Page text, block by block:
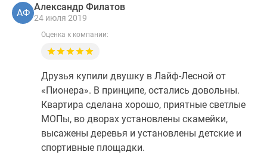
АФ
Александр Филатов
24 июля 2019
Оценка к компании:
Друзья купили двушку в Лайф-Лесной от
«Пионера». В принципе, остались довольны.
Квартира сделана хорошо, приятные светлые
МОПы, во дворах установлены скамейки,
высажены деревья и установлены детские и
спортивные площадки.